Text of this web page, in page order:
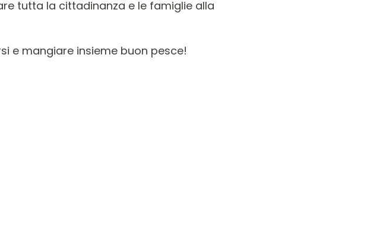
tutta la cittadinanza e le famiglie alla
e mangiare insieme buon pesce!